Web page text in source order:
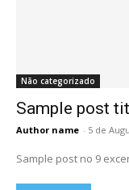
Não categorizado
Sample post
Author name - 5 de
Sample post no 9